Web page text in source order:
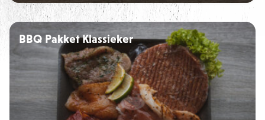
BBQ Pakket Klassieker